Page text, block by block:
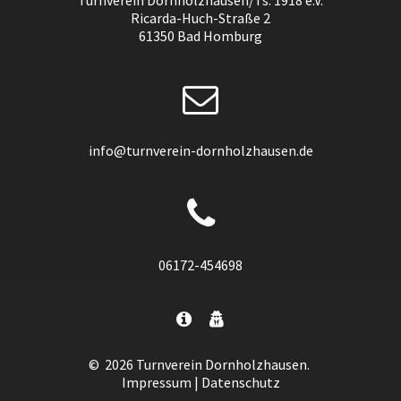
Ricarda-Huch-Straße 2
61350 Bad Homburg
info@turnverein-dornholzhausen.de
06172-454698
© 2026 Turnver­ein Dorn­holz­hau­sen.
Impressum | Datenschutz